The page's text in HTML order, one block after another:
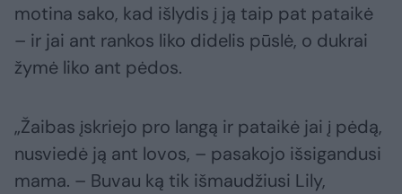
motina sako, kad išlydis į ją taip pat pataikė
– ir jai ant rankos liko didelis pūslė, o dukrai
žymė liko ant pėdos.
„Žaibas įskriejo pro langą ir pataikė jai į pėdą,
nusviedė ją ant lovos, – pasakojo išsigandusi
mama. – Buvau ką tik išmaudžiusi Lily,